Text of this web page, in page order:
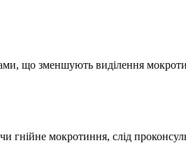
що зменшують виділення
гнійне мокротиння, слід